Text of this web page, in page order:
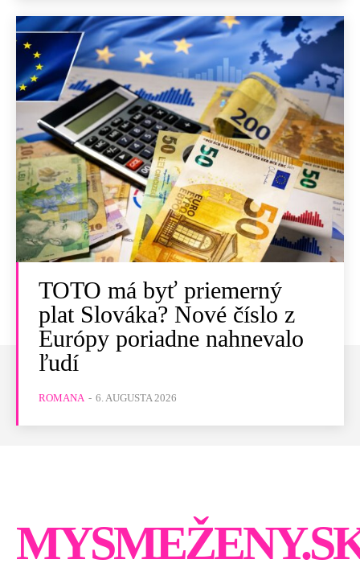
TOTO má byť priemerný
plat Slováka? Nové číslo z
Európy poriadne nahnevalo
ľudí
ROMANA - 6. AUGUSTA 2026